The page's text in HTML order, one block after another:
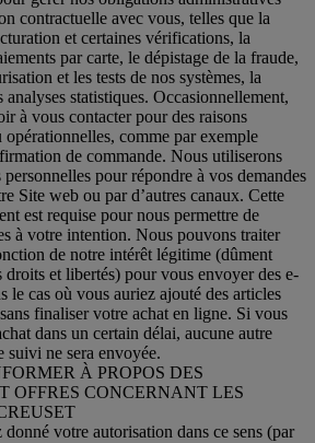
contractuelle avec vous, telles que la
et certaines vérifications, la
par carte, le dépistage de la fraude,
et les tests de nos systèmes, la
analyses statistiques. Occasionnellement,
à vous contacter pour des raisons
comme par exemple
de commande. Nous utiliserons
personnelles pour répondre à vos demandes
Site web ou par d’autres canaux. Cette
est requise pour nous permettre de
à votre intention. Nous pouvons traiter
de notre intérêt légitime (dûment
et libertés) pour vous envoyer des e-
le cas où vous auriez ajouté des articles
finaliser votre achat en ligne. Si vous
dans un certain délai, aucune autre
suivi ne sera envoyée.
À PROPOS DES
OFFRES CONCERNANT LES
donné votre autorisation dans ce sens (par